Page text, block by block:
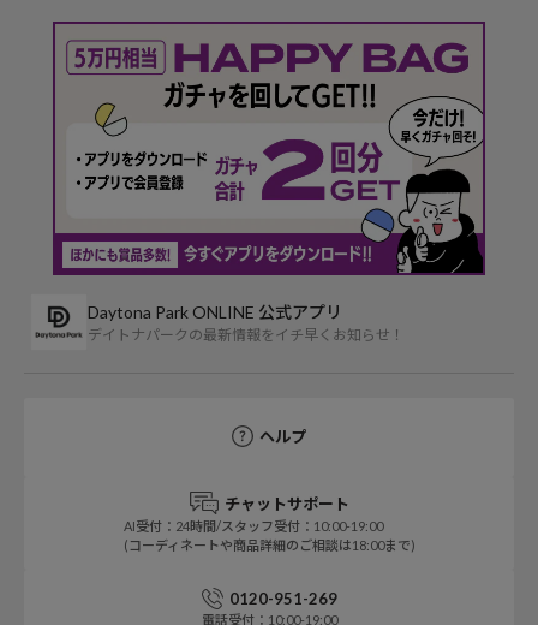
Daytona Park ONLINE 公式アプリ
デイトナパークの最新情報をイチ早くお知らせ！
ヘルプ
チャットサポート
AI受付：24時間/スタッフ受付：10:00-19:00
(コーディネートや商品詳細のご相談は18:00まで)
0120-951-269
電話受付：10:00-19:00